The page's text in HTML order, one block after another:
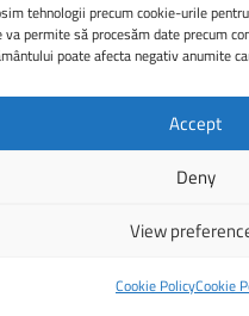
tehnologii precum cookie-urile
permite să procesăm date precum
poate afecta negativ anumite
Accept
Deny
View
Cookie PolicyCookie